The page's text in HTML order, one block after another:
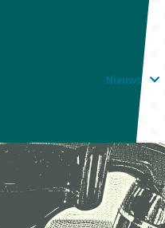
Nieuws